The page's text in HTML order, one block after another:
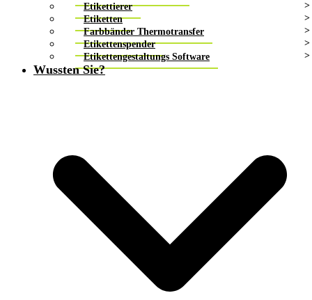
Etikettierer
Etiketten
Farbbänder Thermotransfer
Etikettenspender
Etikettengestaltungs Software
Wussten Sie?